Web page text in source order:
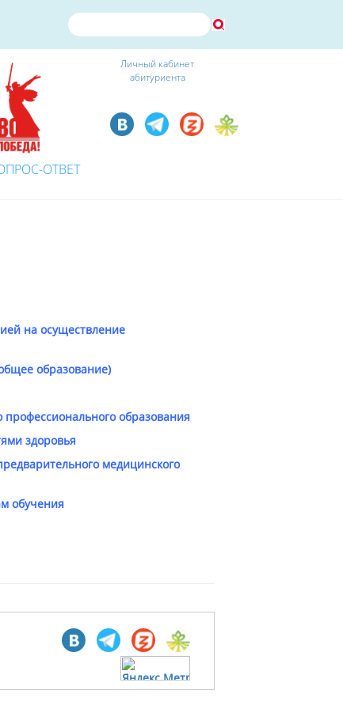
Личный кабинет
абитуриента
ОТВЕТ
на осуществление
образование)
образования
здоровья
медицинского
обучения